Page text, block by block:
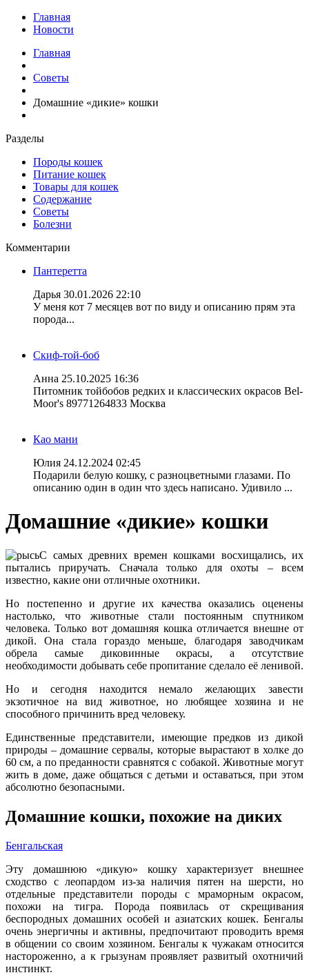
Главная
Новости
Главная
Советы
Домашние «дикие» кошки
Разделы
Породы кошек
Питание кошек
Товары для кошек
Содержание
Советы
Болезни
Комментарии
Пантеретта
Дарья 30.01.2026 22:10
У меня кот 7 месяцев вот по виду и описанию прям эта
порода...
Скиф-той-боб
Анна 25.10.2025 16:36
Питомник тойбобов редких и классических окрасов Bel-
Moor's 89771264833 Москва
Као мани
Юлия 24.12.2024 02:45
Подарили белую кошку, с разноцветными глазами. По
описанию один в один что здесь написано. Удивило ...
Домашние «дикие» кошки
С самых древних времен кошками восхищались, их
пытались приручать. Сначала только для охоты – всем
известно, какие они отличные охотники.
Но постепенно и другие их качества оказались оценены
настолько, что животные стали постоянным спутником
человека. Только вот домашняя кошка отличается внешне от
дикой. Она стала гораздо меньше, благодаря заводчикам
обрела самые диковинные окрасы, а отсутствие
необходимости добывать себе пропитание сделало её ленивой.
Но и сегодня находится немало желающих завести
экзотичное на вид животное, но любящее хозяина и не
способного причинить вред человеку.
Единственные представители, имеющие предков из дикой
природы – домашние сервалы, которые вырастают в холке до
60 см, а по преданности сравнятся с собакой. Животные могут
жить в доме, даже общаться с детьми и оставаться, при этом
абсолютно безопасными.
Домашние кошки, похожие на диких
Бенгальская
Эту домашнюю «дикую» кошку характеризует внешнее
сходство с леопардом из-за наличия пятен на шерсти, но
отдельные представители породы с мраморным окрасом,
похожи на тигра. Порода появилась от скрещивания
беспородных домашних особей и азиатских кошек. Бенгалы
очень энергичны и активны, предпочитают проводить время
в общении со своим хозяином. Бенгалы к чужакам относится
настороженно, а к грызунам проявляет развитый охотничий
инстинкт.